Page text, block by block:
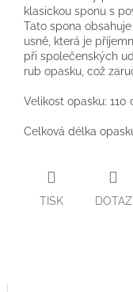
klasickou sponu s
Tato spona
usně, která je
při společenských
rub opasku, což
Velikost opasku: 110
Celková délka
TISK DOTAZ